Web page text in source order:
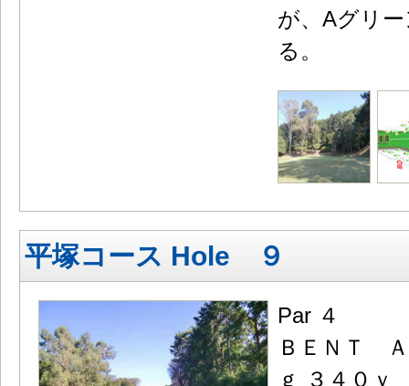
が、Aグリ
る。
平塚コース Hole ９
Par ４
ＢＥＮＴ
ｇ ３４０ｙ